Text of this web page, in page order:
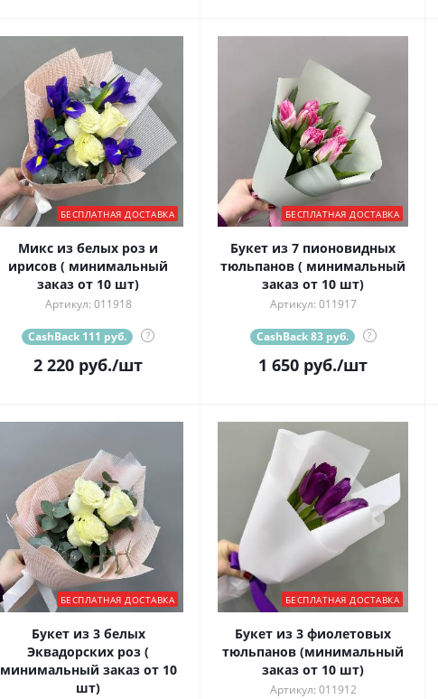
БЕСПЛАТНАЯ ДОСТАВКА
Микс из белых роз и
ирисов ( минимальный
заказ от 10 шт)
Артикул: 011918
CashBack 111 руб. ?
2 220 руб./шт
БЕСПЛАТНАЯ ДОСТАВКА
Букет из 7 пионовидных
тюльпанов ( минимальный
заказ от 10 шт)
Артикул: 011917
CashBack 83 руб. ?
1 650 руб./шт
БЕСПЛАТНАЯ ДОСТАВКА
Букет из 3 белых
Эквадорских роз (
минимальный заказ от 10
шт)
БЕСПЛАТНАЯ ДОСТАВКА
Букет из 3 фиолетовых
тюльпанов (минимальный
заказ от 10 шт)
Артикул: 011912